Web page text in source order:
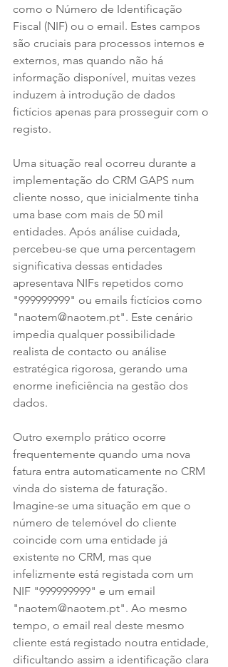
como o Número de Identificação
Fiscal (NIF) ou o email. Estes campos
são cruciais para processos internos e
externos, mas quando não há
informação disponível, muitas vezes
induzem à introdução de dados
fictícios apenas para prosseguir com o
registo.
Uma situação real ocorreu durante a
implementação do CRM GAPS num
cliente nosso, que inicialmente tinha
uma base com mais de 50 mil
entidades. Após análise cuidada,
percebeu-se que uma percentagem
significativa dessas entidades
apresentava NIFs repetidos como
"999999999" ou emails fictícios como
"naotem@naotem.pt". Este cenário
impedia qualquer possibilidade
realista de contacto ou análise
estratégica rigorosa, gerando uma
enorme ineficiência na gestão dos
dados.
Outro exemplo prático ocorre
frequentemente quando uma nova
fatura entra automaticamente no CRM
vinda do sistema de faturação.
Imagine-se uma situação em que o
número de telemóvel do cliente
coincide com uma entidade já
existente no CRM, mas que
infelizmente está registada com um
NIF "999999999" e um email
"naotem@naotem.pt". Ao mesmo
tempo, o email real deste mesmo
cliente está registado noutra entidade,
dificultando assim a identificação clara